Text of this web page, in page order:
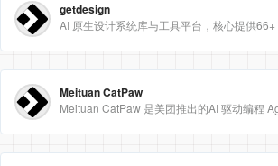
getdesign
Meituan CatPaw